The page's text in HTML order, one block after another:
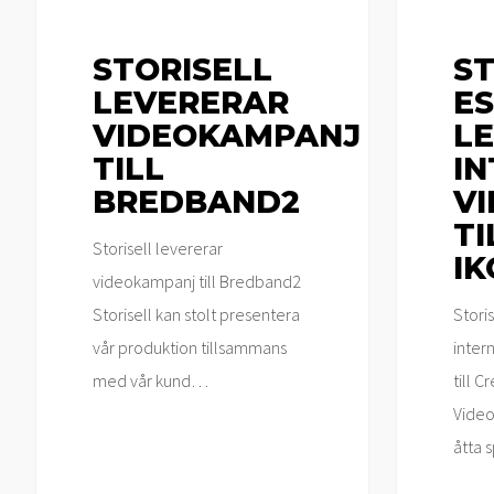
STORISELL
LEVERERAR
VIDEOKAMPANJ
TILL
BREDBAND2
Storisell levererar
videokampanj till Bredband2
Storisell kan stolt presentera
vår produktion tillsammans
med vår kund…
till
åtta